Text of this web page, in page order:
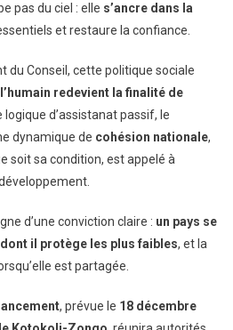
pas du ciel : elle s’ancre dans la
et restaure la confiance.
du Conseil, cette politique sociale
l’humain redevient la finalité de
logique d’assistanat passif, le
dynamique de cohésion nationale,
soit sa condition, est appelé à
d’une conviction claire : un pays se
il protège les plus faibles, et la
est partagée.
, prévue le 18 décembre